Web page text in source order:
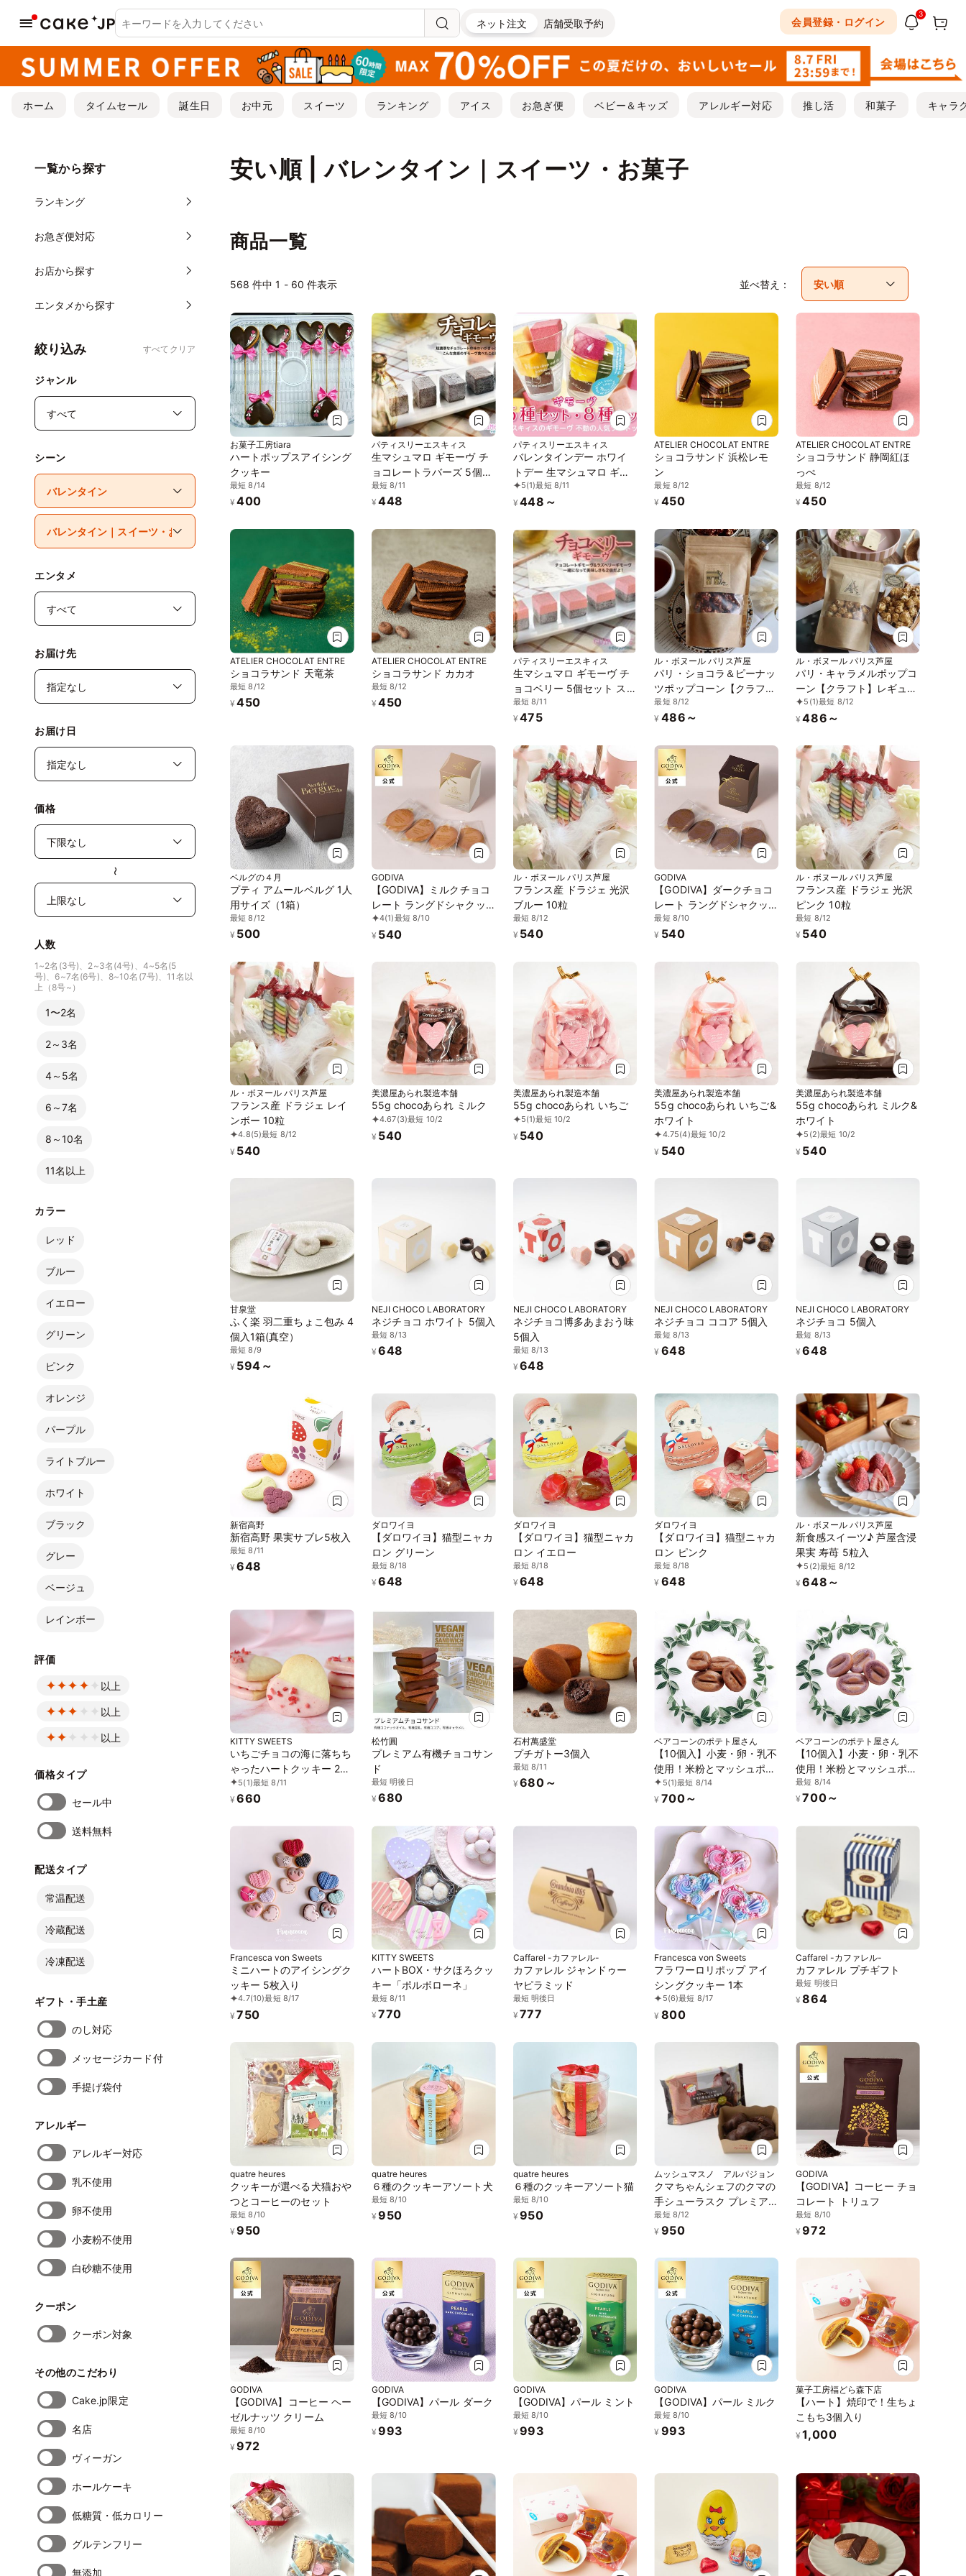
ネット注文 店舗受取予約 会員登録・ログイン
3
ホーム タイムセール 誕生日 お中元 スイーツ ランキング アイス お急ぎ便 ベビー＆キッズ アレルギー対応 推し活 和菓子 キャラ
安い順 | バレンタイン｜スイーツ・お菓子
一覧から探す
ランキング
お急ぎ便対応
お店から探す
エンタメから探す
絞り込み すべてクリア
ジャンル
シーン
エンタメ
お届け先
お届け日
価格
〜
人数
1~2名(3号)、2~3名(4号)、4~5名(5
号)、6~7名(6号)、8~10名(7号)、11名以
上（8号~）
1〜2名
2～3名
4～5名
6～7名
8～10名
11名以上
カラー
レッド
ブルー
イエロー
グリーン
ピンク
オレンジ
パープル
ライトブルー
ホワイト
ブラック
グレー
ベージュ
レインボー
評価
以上
以上
以上
価格タイプ
セール中
送料無料
配送タイプ
常温配送
冷蔵配送
冷凍配送
ギフト・手土産
のし対応
メッセージカード付
手提げ袋付
アレルギー
アレルギー対応
乳不使用
卵不使用
小麦粉不使用
白砂糖不使用
クーポン
クーポン対象
その他のこだわり
Cake.jp限定
名店
ヴィーガン
ホールケーキ
低糖質・低カロリー
グルテンフリー
無添加
商品一覧
568 件中 1 - 60 件表示 並べ替え：
お菓子工房tiara
ハートポップスアイシング
クッキー
最短 8/14
¥ 400
パティスリーエスキィス
生マシュマロ ギモーヴ チ
ョコレートラバーズ 5個セ
ット スイーツ お菓子 ギフ
ト
最短 8/11
¥ 448
パティスリーエスキィス
バレンタインデー ホワイ
トデー 生マシュマロ ギモ
ーヴ 8種セット スイーツ
お菓子 ギフト お配り用
5(1)最短 8/11
¥ 448～
ATELIER CHOCOLAT ENTRE
ショコラサンド 浜松レモ
ン
最短 8/12
¥ 450
ATELIER CHOCOLAT ENTRE
ショコラサンド 静岡紅ほ
っぺ
最短 8/12
¥ 450
ATELIER CHOCOLAT ENTRE
ショコラサンド 天竜茶
最短 8/12
¥ 450
ATELIER CHOCOLAT ENTRE
ショコラサンド カカオ
最短 8/12
¥ 450
パティスリーエスキィス
生マシュマロ ギモーヴ チ
ョコベリー 5個セット スイ
ーツ お菓子 ギフト
最短 8/11
¥ 475
ル・ボヌール パリス芦屋
パリ・ショコラ＆ピーナッ
ツポップコーン【クラフ
ト】レギュラー
最短 8/12
¥ 486～
ル・ボヌール パリス芦屋
パリ・キャラメルポップコ
ーン【クラフト】レギュラ
ー5 (1)最短 8/12
¥ 486～
ベルグの４月
プティ アムールベルグ 1人
用サイズ（1箱）
最短 8/12
¥ 500
GODIVA
【GODIVA】ミルクチョコ
レート ラングドシャクッ
キー（4枚入）
4(1)最短 8/10
¥ 540
ル・ボヌール パリス芦屋
フランス産 ドラジェ 光沢
ブルー 10粒
最短 8/12
¥ 540
GODIVA
【GODIVA】ダークチョコ
レート ラングドシャクッ
キー（4枚入）
最短 8/10
¥ 540
ル・ボヌール パリス芦屋
フランス産 ドラジェ 光沢
ピンク 10粒
最短 8/12
¥ 540
ル・ボヌール パリス芦屋
フランス産 ドラジェ レイ
ンボー 10粒
4.8(5)最短 8/12
¥ 540
美濃屋あられ製造本舗
55g chocoあられ ミルク
4.67(3)最短 10/2
¥ 540
美濃屋あられ製造本舗
55g chocoあられ いちご
5(1)最短 10/2
¥ 540
美濃屋あられ製造本舗
55g chocoあられ いちご&
ホワイト
4.75(4)最短 10/2
¥ 540
美濃屋あられ製造本舗
55g chocoあられ ミルク&
ホワイト
5 (2)最短 10/2
¥ 540
甘泉堂
ふく楽 羽二重ちょこ包み 4
個入1箱(真空）
最短 8/9
¥ 594～
NEJI CHOCO LABORATORY
ネジチョコ ホワイト 5個入
最短 8/13
¥ 648
NEJI CHOCO LABORATORY
ネジチョコ博多あまおう味
5個入
最短 8/13
¥ 648
NEJI CHOCO LABORATORY
ネジチョコ ココア 5個入
最短 8/13
¥ 648
NEJI CHOCO LABORATORY
ネジチョコ 5個入
最短 8/13
¥ 648
新宿高野
新宿高野 果実サブレ5枚入
最短 8/11
¥ 648
ダロワイヨ
【ダロワイヨ】猫型ニャカ
ロン グリーン
最短 8/18
¥ 648
ダロワイヨ
【ダロワイヨ】猫型ニャカ
ロン イエロー
最短 8/18
¥ 648
ダロワイヨ
【ダロワイヨ】猫型ニャカ
ロン ピンク
最短 8/18
¥ 648
ル・ボヌール パリス芦屋
新食感スイーツ♪ 芦屋含浸
果実 寿苺 5粒入
5 (2)最短 8/12
¥ 648～
KITTY SWEETS
いちごチョコの海に落ちち
ゃったハートクッキー 2枚
セット
5(1)最短 8/11
¥ 660
松竹圓
プレミアム有機チョコサン
ド
最短 明後日
¥ 680
石村萬盛堂
プチガトー3個入
最短 8/11
¥ 680～
ベアコーンのポテト屋さん
【10個入】小麦・卵・乳不
使用！米粉とマッシュポテ
トのひとくち焼きドーナッ
ツ チョコレート味
5(1)最短 8/14
¥ 700～
ベアコーンのポテト屋さん
【10個入】小麦・卵・乳不
使用！米粉とマッシュポテ
トのひとくち焼きドーナッ
ツ 魅惑の紫いも味
最短 8/14
¥ 700～
Francesca von Sweets
ミニハートのアイシングク
ッキー 5枚入り
4.7(10)最短 8/17
¥ 750
KITTY SWEETS
ハートBOX・サクほろクッ
キー「ポルボローネ」
最短 8/11
¥ 770
Caffarel -カファレル-
カファレル ジャンドゥー
ヤピラミッド
最短 明後日
¥ 777
Francesca von Sweets
フラワーロリポップ アイ
シングクッキー 1本
5(6)最短 8/17
¥ 800
Caffarel -カファレル-
カファレル プチギフト
最短 明後日
¥ 864
quatre heures
クッキーが選べる犬猫おや
つとコーヒーのセット
最短 8/10
¥ 950
quatre heures
６種のクッキーアソート犬
最短 8/10
¥ 950
quatre heures
６種のクッキーアソート猫
最短 8/10
¥ 950
ムッシュマスノ アルパジョン
クマちゃんシェフのクマの
手シューラスク プレミア
ムチョコレート
最短 8/12
¥ 950
GODIVA
【GODIVA】コーヒー チョ
コレート トリュフ
最短 8/10
¥ 972
GODIVA
【GODIVA】コーヒー ヘー
ゼルナッツ クリーム
最短 8/10
¥ 972
GODIVA
【GODIVA】パール ダーク
最短 8/10
¥ 993
GODIVA
【GODIVA】パール ミント
最短 8/10
¥ 993
GODIVA
【GODIVA】パール ミルク
最短 8/10
¥ 993
菓子工房福どら森下店
【ハート】焼印で！生ちょ
こもち3個入り
¥ 1,000